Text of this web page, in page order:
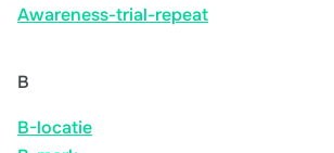
Awareness-trial-repeat
B
B-locatie